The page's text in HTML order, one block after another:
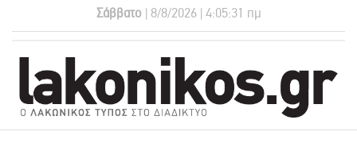
Σάββατο| 8/8/2026 | 4:05:31 πμ